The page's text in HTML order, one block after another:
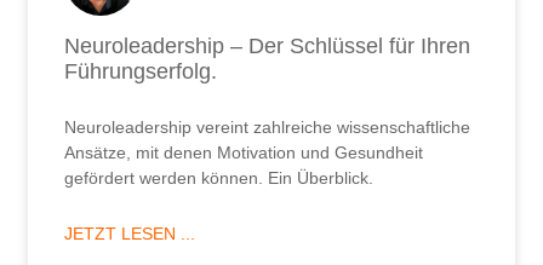
Neuroleadership – Der Schlüssel für Ihren
Führungserfolg.
Neuroleadership vereint zahlreiche wissenschaftliche
Ansätze, mit denen Motivation und Gesundheit
gefördert werden können. Ein Überblick.
JETZT LESEN ...